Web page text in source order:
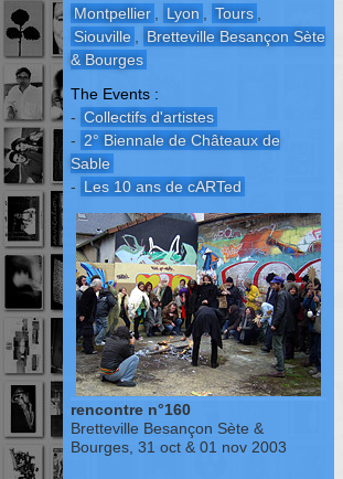
Montpellier
Lyon Tours
Siouville
Bretteville Besançon Sète
& Bourges
The Events :
- Collectifs d'artistes
- 2° Biennale de Châteaux de
Sable
- Les 10 ans de cARTed
rencontre n°160
Bretteville Besançon Sète &
Bourges, 31 oct & 01 nov 2003